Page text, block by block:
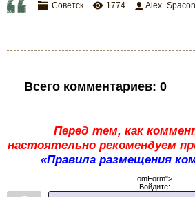
Советск 1774 Alex_Spacon
Всего комментариев: 0
Перед тем, как
настоятельно рекомендуем
«Правила размещения
omForm">
Войдите: